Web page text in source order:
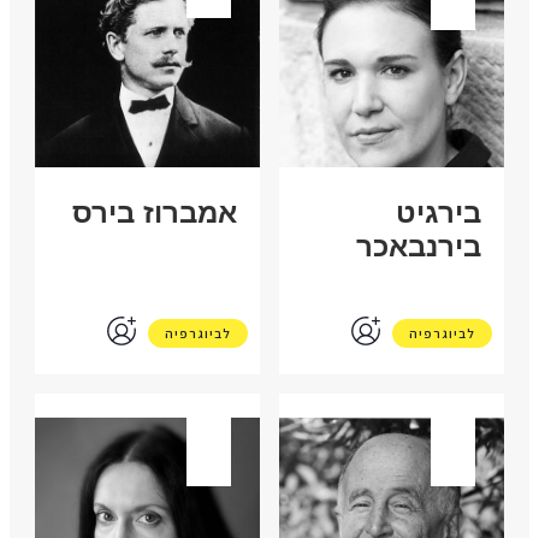
בירגיט
בירנבאכר
לביוגרפיה
אמברוז בירס
לביוגרפיה